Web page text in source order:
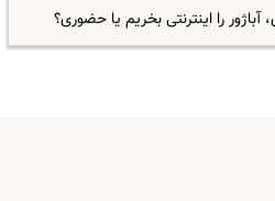
را اینترنتی بخریم یا حضوری؟